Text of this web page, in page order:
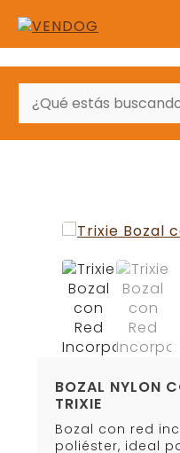
BOZAL NYLON
TRIXIE
Bozal con red
poliéster, ideal